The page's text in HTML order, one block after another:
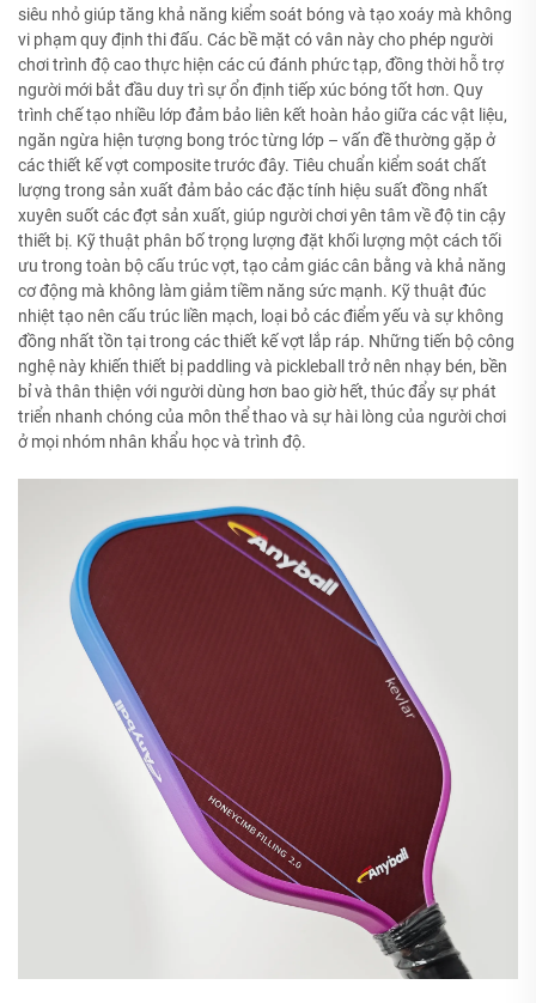
siêu nhỏ giúp tăng khả năng kiểm soát bóng và tạo xoáy mà không
vi phạm quy định thi đấu. Các bề mặt có vân này cho phép người
chơi trình độ cao thực hiện các cú đánh phức tạp, đồng thời hỗ trợ
người mới bắt đầu duy trì sự ổn định tiếp xúc bóng tốt hơn. Quy
trình chế tạo nhiều lớp đảm bảo liên kết hoàn hảo giữa các vật liệu,
ngăn ngừa hiện tượng bong tróc từng lớp – vấn đề thường gặp ở
các thiết kế vợt composite trước đây. Tiêu chuẩn kiểm soát chất
lượng trong sản xuất đảm bảo các đặc tính hiệu suất đồng nhất
xuyên suốt các đợt sản xuất, giúp người chơi yên tâm về độ tin cậy
thiết bị. Kỹ thuật phân bố trọng lượng đặt khối lượng một cách tối
ưu trong toàn bộ cấu trúc vợt, tạo cảm giác cân bằng và khả năng
cơ động mà không làm giảm tiềm năng sức mạnh. Kỹ thuật đúc
nhiệt tạo nên cấu trúc liền mạch, loại bỏ các điểm yếu và sự không
đồng nhất tồn tại trong các thiết kế vợt lắp ráp. Những tiến bộ công
nghệ này khiến thiết bị paddling và pickleball trở nên nhạy bén, bền
bỉ và thân thiện với người dùng hơn bao giờ hết, thúc đẩy sự phát
triển nhanh chóng của môn thể thao và sự hài lòng của người chơi
ở mọi nhóm nhân khẩu học và trình độ.